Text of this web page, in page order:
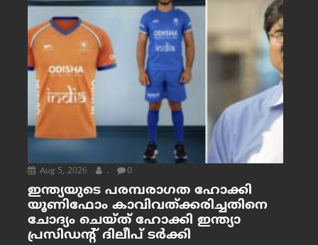
Aug 5, 2026 . 0
ഇന്ത്യയുടെ പരമ്പരാഗത ഹോക്കി
യൂണിഫോം കാവിവത്ക്കരിച്ചതിനെ
ചോദ്യം ചെയ്ത് ഹോക്കി ഇന്ത്യാ
പ്രസിഡന്റ് ദിലീപ് ടര്‍ക്കി